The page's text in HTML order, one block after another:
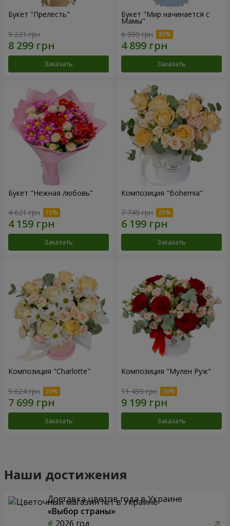
Букет "Прелесть"
9 221 грн
Заказать
Букет "Мир начинается с
Мамы"
6 999 грн
Заказать
Букет "Нежная любовь"
4 621 грн
Заказать
Композиция "Bohemia"
7 749 грн
Заказать
Композиция "Charlotte"
9 624 грн
Заказать
Композиция "Мулен Руж"
11 499 грн
Заказать
Наши достижения
Доставка цветов года в Украине
«Выбор страны»
2026 год